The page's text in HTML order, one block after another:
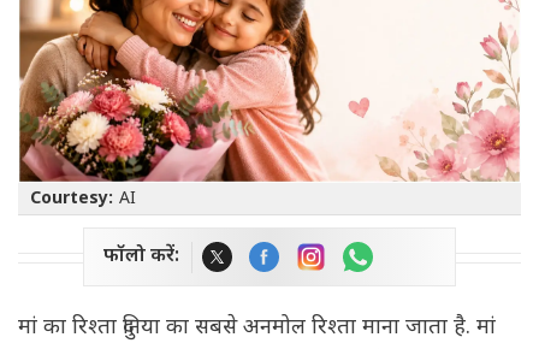
Courtesy: AI
फॉलो करें:
मां का रिश्ता दुनिया का सबसे अनमोल रिश्ता माना जाता है. मां